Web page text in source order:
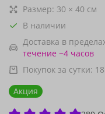
Размер: 30 × 40 см
В наличии
Доставка в
течение ~4 часов
Покупок за сутки: 18
Акция